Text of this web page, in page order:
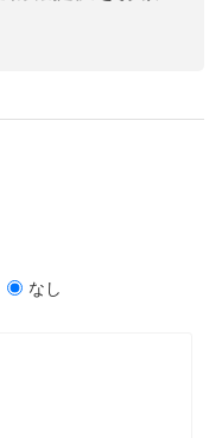
なし